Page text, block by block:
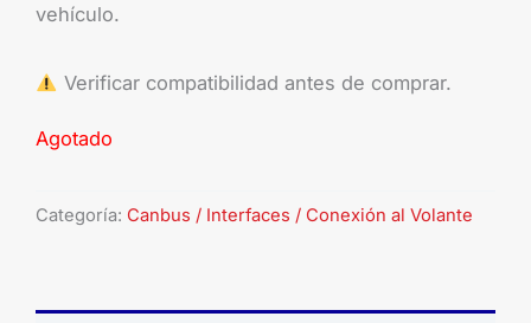
vehículo.
Verificar compatibilidad antes de comprar.
Agotado
Categoría: Canbus / Interfaces / Conexión al Volante